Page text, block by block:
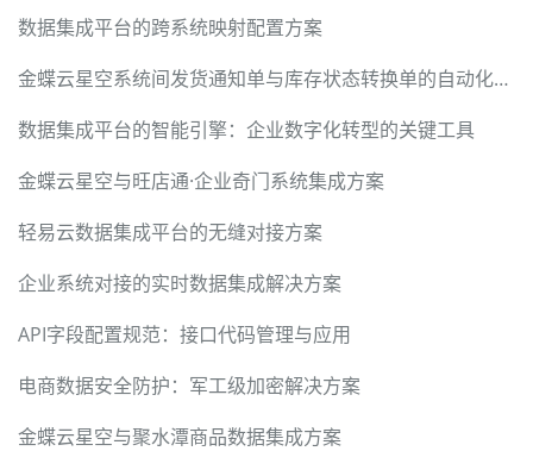
数据集成平台的跨系统映射配置方案
金蝶云星空系统间发货通知单与库存状态转换单的自动化集成方案
数据集成平台的智能引擎：企业数字化转型的关键工具
金蝶云星空与旺店通·企业奇门系统集成方案
轻易云数据集成平台的无缝对接方案
企业系统对接的实时数据集成解决方案
API字段配置规范：接口代码管理与应用
电商数据安全防护：军工级加密解决方案
金蝶云星空与聚水潭商品数据集成方案